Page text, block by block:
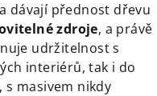
a dávají přednost dřevu
zdroje, a právě
udržitelnost s
interiérů, tak i do
masivem nikdy